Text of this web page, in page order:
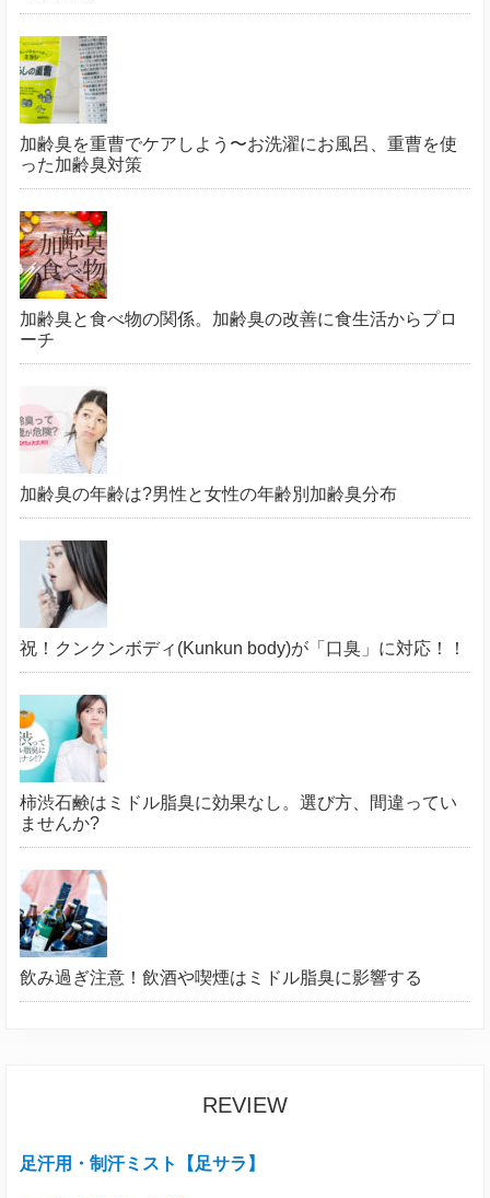
加齢臭を重曹でケアしよう〜お洗濯にお風呂、重曹を使
った加齢臭対策
加齢臭と食べ物の関係。加齢臭の改善に食生活からプロ
ーチ
加齢臭の年齢は?男性と女性の年齢別加齢臭分布
祝！クンクンボディ(Kunkun body)が「口臭」に対応！！
柿渋石鹸はミドル脂臭に効果なし。選び方、間違ってい
ませんか?
飲み過ぎ注意！飲酒や喫煙はミドル脂臭に影響する
REVIEW
足汗用・制汗ミスト【足サラ】